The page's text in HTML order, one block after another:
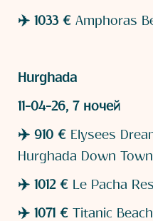
✈️ 1033 € Amphoras
Hurghada
11-04-26, 7 ночей
✈️ 910 € Elysees
Hurghada Down Town
✈️ 1012 € Le Pacha
✈️ 1071 € Titanic